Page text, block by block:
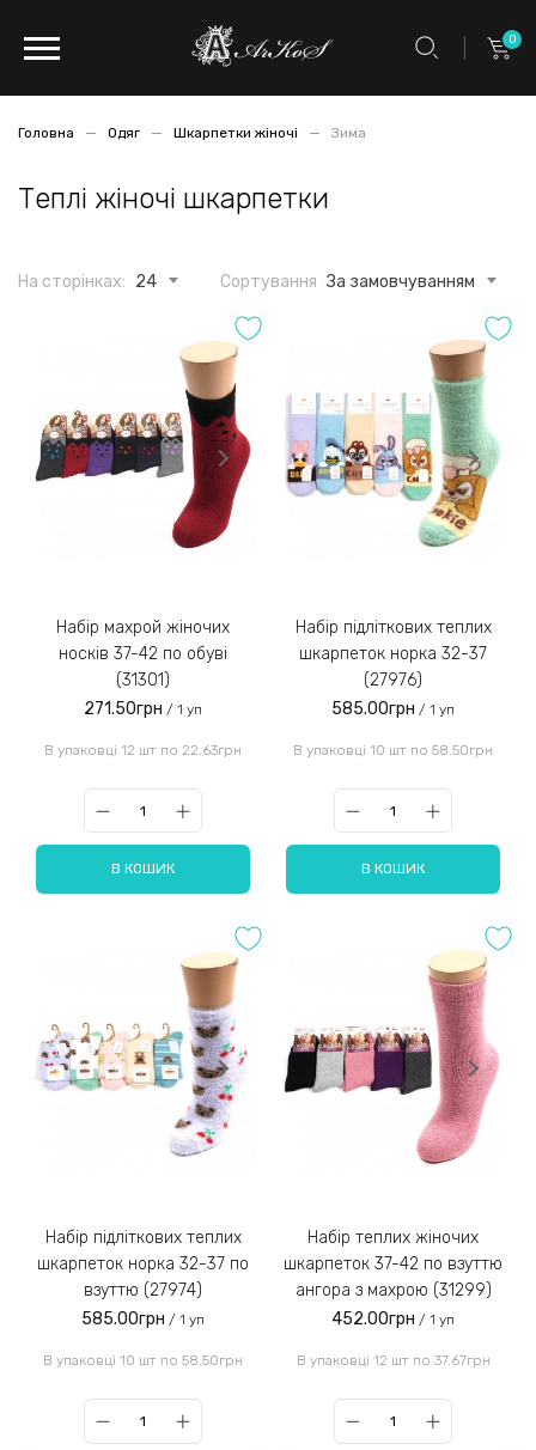
0
Головна Одяг Шкарпетки жіночі Зима
Теплі жіночі шкарпетки
На сторінках: 24 Сортування За замовчуванням
Набір махрой жіночих
носків 37-42 по обуві
(31301)
271.50грн / 1 уп
В упаковці 12 шт по 22.63грн
В КОШИК
Набір підліткових теплих
шкарпеток норка 32-37
(27976)
585.00грн / 1 уп
В упаковці 10 шт по 58.50грн
В КОШИК
Набір підліткових теплих
шкарпеток норка 32-37 по
взуттю (27974)
585.00грн / 1 уп
В упаковці 10 шт по 58.50грн
Набір теплих жіночих
шкарпеток 37-42 по взуттю
ангора з махрою (31299)
452.00грн / 1 уп
В упаковці 12 шт по 37.67грн